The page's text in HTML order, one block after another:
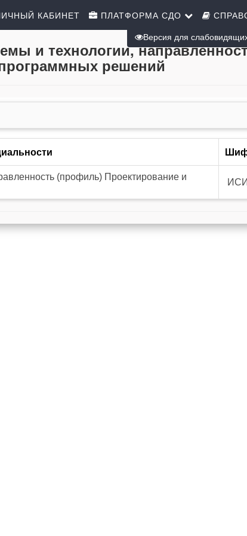
КАБИНЕТ ПЛАТФОРМА СДО
и технологии,
решений
(профиль) Проектирование и
Версия для